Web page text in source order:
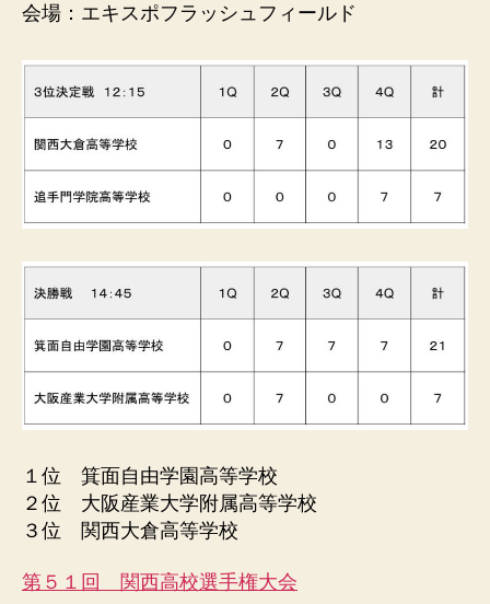
会場：エキスポフラッシュフィールド
１位 箕面自由学園高等学校
２位 大阪産業大学附属高等学校
３位 関西大倉高等学校
第５１回 関西高校選手権大会